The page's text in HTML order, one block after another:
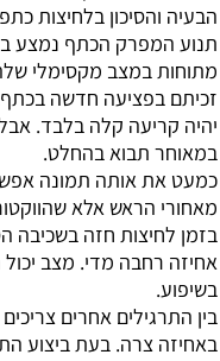
הבעיה והסיכון בלחיצות
תנוע המפרק הכתף נמצע
מתוחות במצב מקסימלי
זכיתם בפציעה חדשה
יהיה קריעה קלה בלבד.
במאוחר תבוא בהחלט.
כמעט את אותה תמונה
מאחורי הראש אלא
בזמן לחיצות חזה בשכיבה
אחיזה רחבה מדי. מצב
בשיפוע.
בין התרגילים אחרים
באחיזה צרה. בעת ביצוע